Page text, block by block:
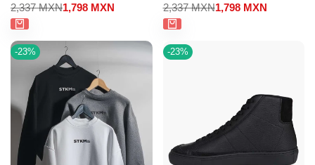
Precio
regular
2,337 MXNPrecio
1,798 MXN
Precio
regular
2,337 MXNPrecio
1,798 MXN
-23% -23%